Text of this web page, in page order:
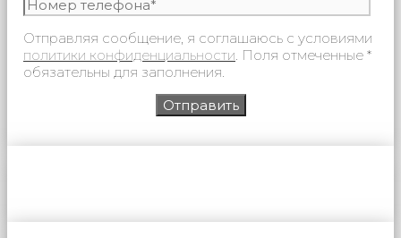
Отправляя сообщение, я соглашаюсь с условиями
политики конфиденциальности. Поля отмеченные *
обязательны для заполнения.